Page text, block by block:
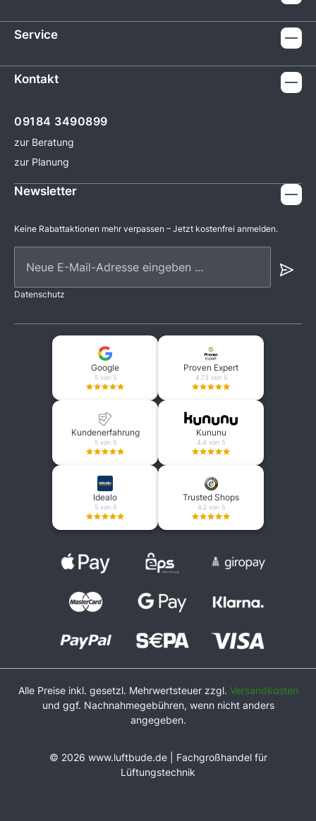
Service
Kontakt
09184 3490899
zur Beratung
zur Planung
Newsletter
Keine Rabattaktionen mehr verpassen – Jetzt kostenfrei anmelden.
Datenschutz
Google
5 von 5
Proven Expert
4.73 von 5
Kundenerfahrung
5 von 5
Kununu
4.4 von 5
Idealo
5 von 5
Trusted Shops
4.2 von 5
Alle Preise inkl. gesetzl. Mehrwertsteuer zzgl. Versandkosten
und ggf. Nachnahmegebühren, wenn nicht anders
angegeben.
© 2026 www.luftbude.de | Fachgroßhandel für
Lüftungstechnik